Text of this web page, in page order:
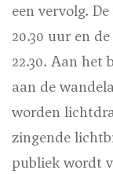
een vervolg.
20.30 uur en
22.30. Aan het
aan de
worden
zingende
publiek wordt